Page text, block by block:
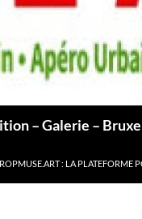
– Galerie –
: LA PLATEFORME